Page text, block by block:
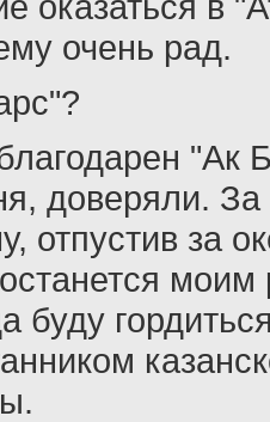
очень рад.
"Ак
доверяли. За
отпустив за
буду